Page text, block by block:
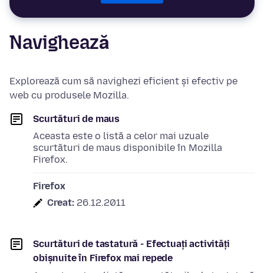
Navighează
Explorează cum să navighezi eficient și efectiv pe
web cu produsele Mozilla.
Scurtături de maus
Aceasta este o listă a celor mai uzuale
scurtături de maus disponibile în Mozilla
Firefox.
Firefox
Creat: 26.12.2011
Scurtături de tastatură - Efectuați activități
obișnuite în Firefox mai repede